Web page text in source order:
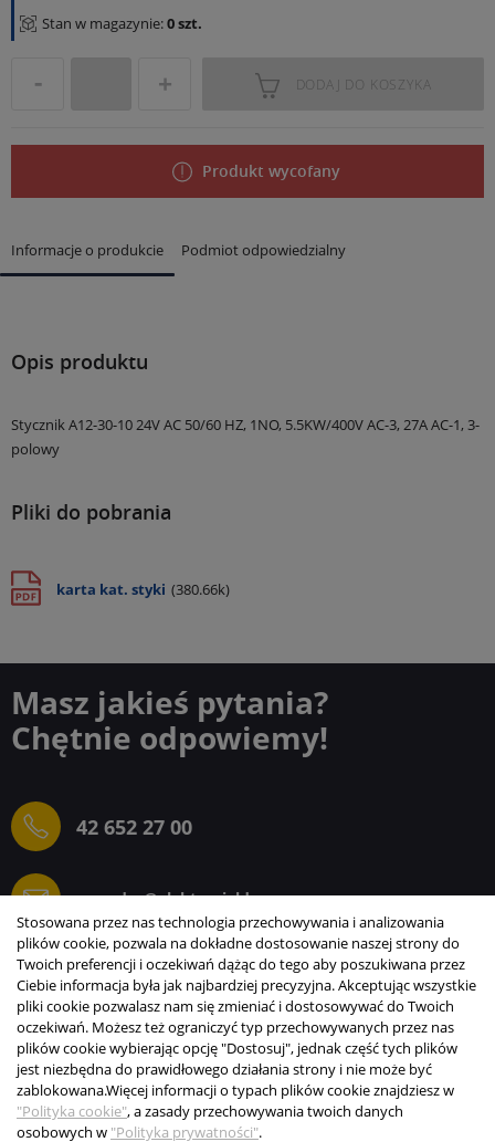
Stan w magazynie:0 szt.
DODAJ DO KOSZYKA
Produkt wycofany
Informacje o produkcie Podmiot odpowiedzialny
Opis produktu
Stycznik A12-30-10 24V AC 50/60 HZ, 1NO, 5.5KW/400V AC-3, 27A AC-1, 3-
polowy
Pliki do pobrania
karta kat. styki (380.66k)
Masz jakieś pytania?
Chętnie odpowiemy!
42 652 27 00
sprzedaz@elektrogielda.com
ELEKTROGIEŁDA SZ.ŻACZKIEWICZ; M.KARLIŃSKI
SP.J.
INFORMACJE
STREFA KLIENTA
Stosowana przez nas technologia przechowywania i analizowania
plików cookie, pozwala na dokładne dostosowanie naszej strony do
Twoich preferencji i oczekiwań dążąc do tego aby poszukiwana przez
Ciebie informacja była jak najbardziej precyzyjna. Akceptując wszystkie
pliki cookie pozwalasz nam się zmieniać i dostosowywać do Twoich
oczekiwań. Możesz też ograniczyć typ przechowywanych przez nas
plików cookie wybierając opcję "Dostosuj", jednak część tych plików
jest niezbędna do prawidłowego działania strony i nie może być
zablokowana.Więcej informacji o typach plików cookie znajdziesz w
"Polityka cookie", a zasady przechowywania twoich danych
osobowych w "Polityka prywatności".